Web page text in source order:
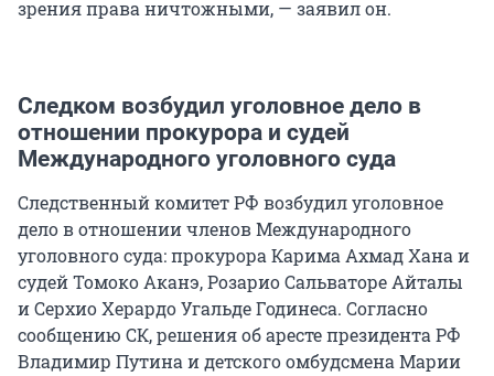
зрения права ничтожными, — заявил он.
Следком возбудил уголовное дело в
отношении прокурора и судей
Международного уголовного суда
Следственный комитет РФ возбудил уголовное
дело в отношении членов Международного
уголовного суда: прокурора Карима Ахмад Хана и
судей Томоко Аканэ, Розарио Сальваторе Айталы
и Серхио Херардо Угальде Годинеса. Согласно
сообщению СК, решения об аресте президента РФ
Владимир Путина и детского омбудсмена Марии